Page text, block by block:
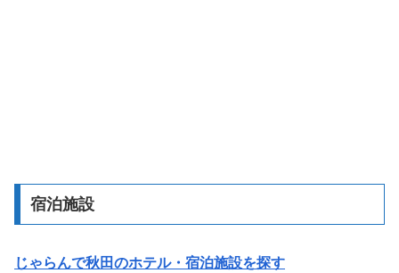
宿泊施設
じゃらんで秋田のホテル・宿泊施設を探す